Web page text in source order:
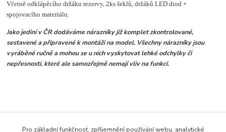
Včetně odklápěcího držáku rezervy, 2ks šeklů, držáků LED diod +
spojovacího materiálu.
Jako jediní v ČR dodáváme nárazníky již komplet zkontrolované,
sestavené a připravené k montáži na model. Všechny nárazníky jsou
vyráběné ručně a mohou se u nich vyskytovat lehké odchylky či
nepřesnosti, které ale samozřejmě nemají vliv na funkci.
Zboží zařazeno v kategoriích
Pro základní funkčnost, zpříjemnění používání webu, analytické